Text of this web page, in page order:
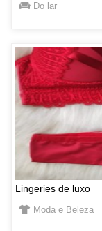
Do lar
Lingeries de luxo
Moda e Beleza